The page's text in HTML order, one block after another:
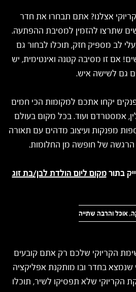
אצלנו? אתם תבחרו את חדר
שתרצו להזמין למסיבת ההפתעה.
לב מספיק חזק, תוכלו לבחור גם
אם זו מסיבה קטנה ואינטימית, יש
גם לשישה איש.
יקחו אתכם למקומות הכי חמים
אמסטרדם ועוד. בכל מקום בעולם
מפנקות ועיצוב מדהים עם תאורה
הרגשה של חופשה מן החלומות.
בתורמקום ליום הולדת לבן/בת זוג
אוכל והרבה שתייה
הקריוקי שלכם רק אתם קובעים
בחדר ובו מותקנת אפליקציה
הקריוקי שלא תפסיקו לשיר, תוכלו